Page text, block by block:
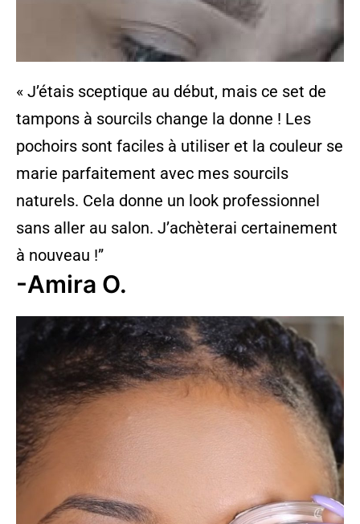
« J’étais sceptique au début, mais ce set de
tampons à sourcils change la donne ! Les
pochoirs sont faciles à utiliser et la couleur se
marie parfaitement avec mes sourcils
naturels. Cela donne un look professionnel
sans aller au salon. J’achèterai certainement
à nouveau !”
-Amira O.